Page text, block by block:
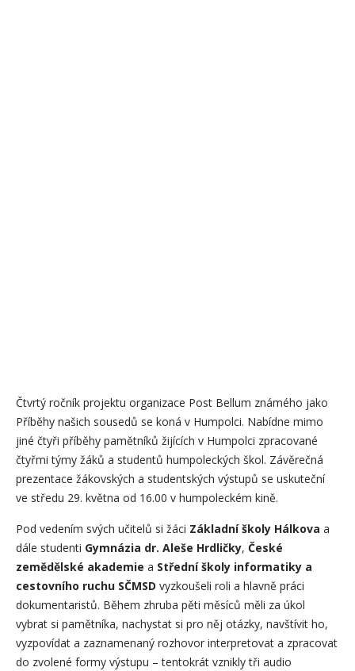
Čtvrtý ročník projektu organizace Post Bellum známého jako
Příběhy našich sousedů se koná v Humpolci. Nabídne mimo
jiné čtyři příběhy pamětníků žijících v Humpolci zpracované
čtyřmi týmy žáků a studentů humpoleckých škol. Závěrečná
prezentace žákovských a studentských výstupů se uskuteční
ve středu 29. května od 16.00 v humpoleckém kině.
Pod vedením svých učitelů si žáci Základní školy Hálkova a
dále studenti Gymnázia dr. Aleše Hrdličky, České
zemědělské akademie a Střední školy informatiky a
cestovního ruchu SČMSD vyzkoušeli roli a hlavně práci
dokumentaristů. Během zhruba pěti měsíců měli za úkol
vybrat si pamětníka, nachystat si pro něj otázky, navštívit ho,
vyzpovídat a zaznamenaný rozhovor interpretovat a zpracovat
do zvolené formy výstupu – tentokrát vznikly tři audio